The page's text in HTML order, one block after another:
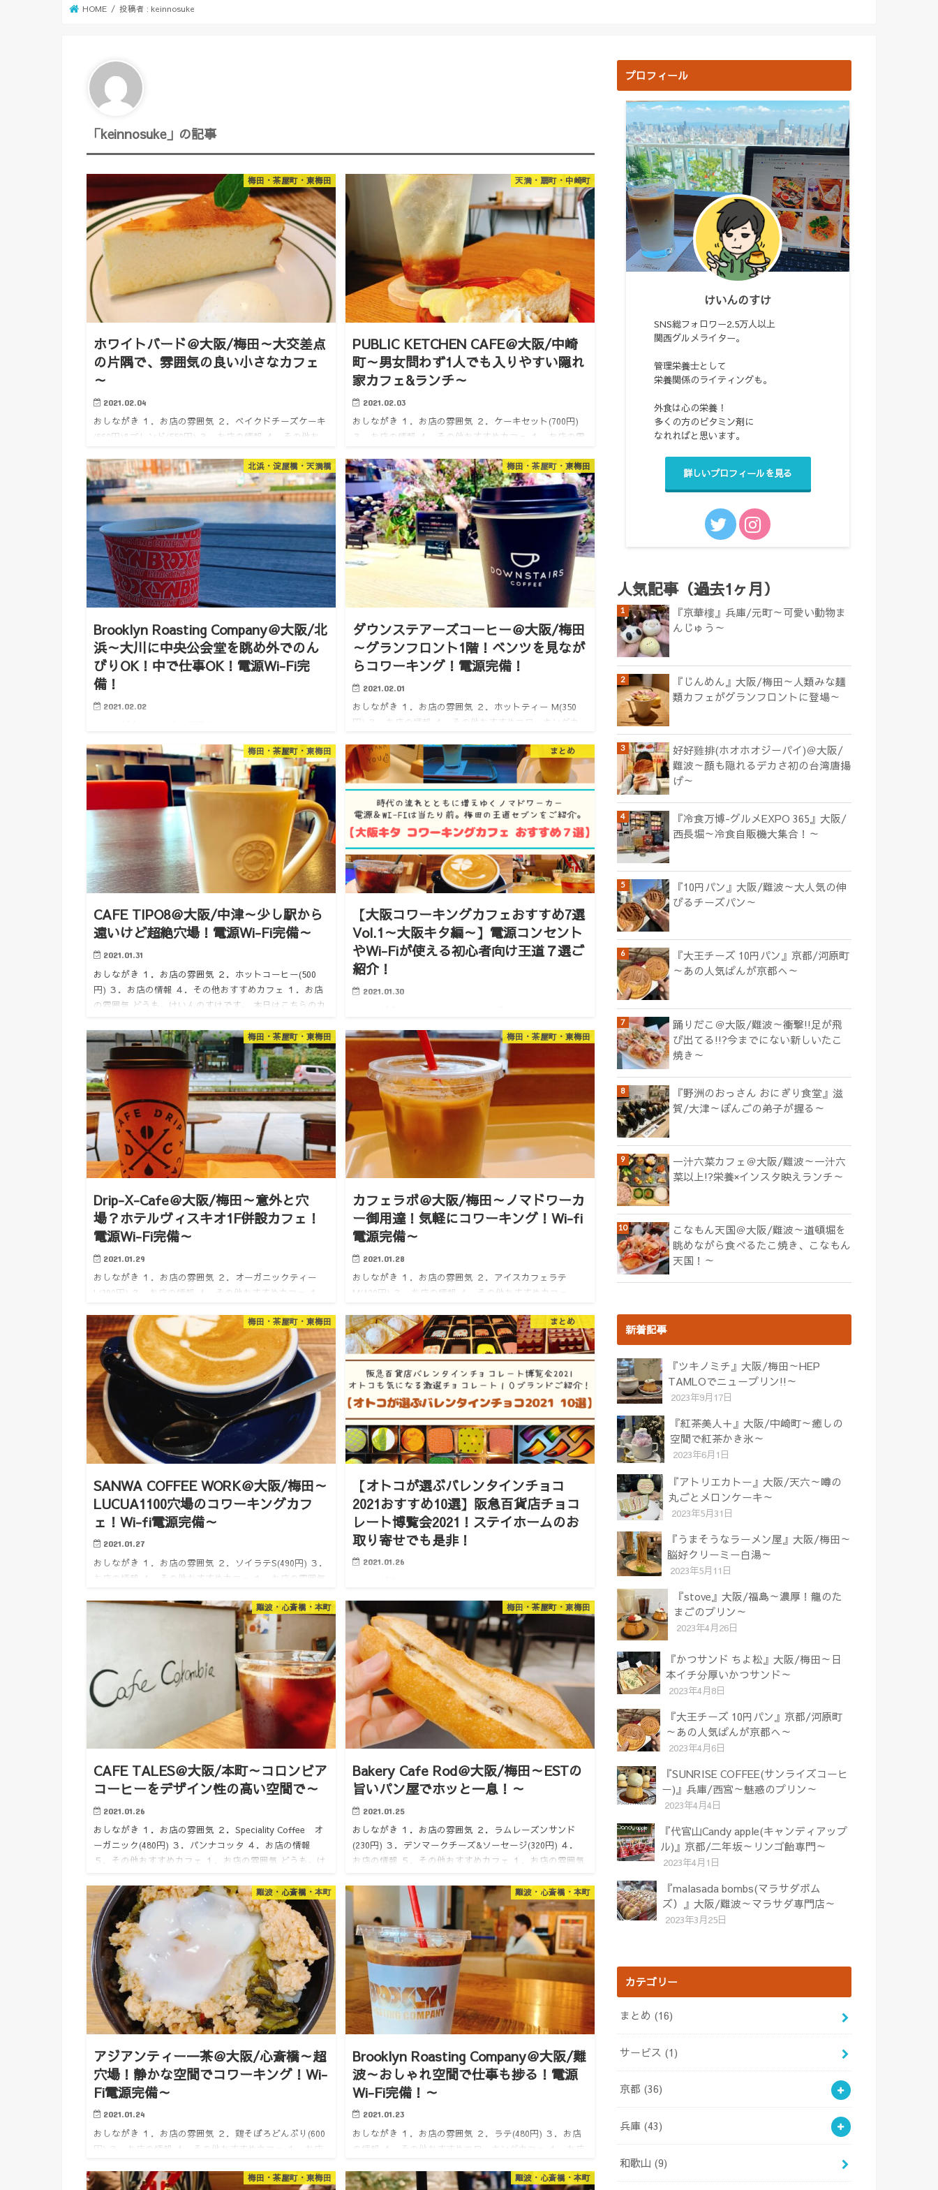
HOME 投稿者 : keinnosuke
「keinnosuke」の記事
梅田・茶屋町・東梅田
ホワイトバード＠大阪/梅田～大交差点
の片隅で、雰囲気の良い小さなカフェ
～
2021.02.04
おしながき １．お店の雰囲気 ２．ベイクドチーズケーキ
(660円)&ブレンド(550円) ３．お店の情報 ４．その他お
す。 雨の中行ってまいりました、駅から少…
天満・扇町・中崎町
PUBLIC KETCHEN CAFE＠大阪/中崎
町～男女問わず1人でも入りやすい隠れ
家カフェ&ランチ～
2021.02.03
おしながき １．お店の雰囲気 ２．ケーキセット(700円)
３．お店の情報 ４．その他おすすめカフェ １．お店の雰
自然食の店っぽい看板を見つけました。 カフェメニュ
ー…
北浜・淀屋橋・天満橋
Brooklyn Roasting Company＠大阪/北
浜～大川に中央公会堂を眺め外でのん
びりOK！中で仕事OK！電源Wi-Fi完
備！
2021.02.02
フェ １．お店の雰囲気 どうも。けいんのすけです。 一
度行ってみたかったコワーキングカフェ。 難波…
梅田・茶屋町・東梅田
ダウンステアーズコーヒー＠大阪/梅田
～グランフロント1階！ベンツを見なが
らコワーキング！電源完備！
2021.02.01
おしながき １．お店の雰囲気 ２．ホットティー M(350
円) ３．お店の情報 ４．その他おすすめコワーキングカ
ランフロントナレッジキャピタル１F。 ここのコワーキ
ン…
梅田・茶屋町・東梅田
CAFE TIPO8＠大阪/中津～少し駅から
遠いけど超絶穴場！電源Wi-Fi完備～
2021.01.31
おしながき １．お店の雰囲気 ２．ホットコーヒー(500
円) ３．お店の情報 ４．その他おすすめカフェ １．お店
の雰囲気 どうも。けいんのすけです。 本日はこちらのカ
グ…
まとめ
【大阪コワーキングカフェおすすめ7選
Vol.1～大阪キタ編～】電源コンセント
やWi-Fiが使える初心者向け王道７選ご
紹介！
2021.01.30
COFFEE WORKS（サンワコーヒーワークス）
@LUCUA1100 ４．Drip-X-Ca…
梅田・茶屋町・東梅田
Drip-X-Cafe＠大阪/梅田～意外と穴
場？ホテルヴィスキオ1F併設カフェ！
電源Wi-Fi完備～
2021.01.29
おしながき １．お店の雰囲気 ２．オーガニックティー
L(390円) ３．お店の情報 ４．その他おすすめカフェ １．
フェはこちら。 グランフロントの前にある「ホテルヴ
ィ…
梅田・茶屋町・東梅田
カフェラボ＠大阪/梅田～ノマドワーカ
ー御用達！気軽にコワーキング！Wi-fi
電源完備～
2021.01.28
おしながき １．お店の雰囲気 ２．アイスカフェラテ
M(420円) ３．お店の情報 ４．その他おすすめカフェ
でも王道なコワーキングカフェ。 グランフロントのナレ
ッジキ…
梅田・茶屋町・東梅田
SANWA COFFEE WORK＠大阪/梅田～
LUCUA1100穴場のコワーキングカフ
ェ！Wi-fi電源完備～
2021.01.27
おしながき １．お店の雰囲気 ２．ソイラテS(490円) ３．
お店の情報 ４．その他おすすめカフェ １．お店の雰囲気
作業をよくしていますが、 その下のフロア８Fに…
まとめ
【オトコが選ぶバレンタインチョコ
2021おすすめ10選】阪急百貨店チョコ
レート博覧会2021！ステイホームのお
取り寄せでも是非！
2021.01.26
ス) ３．ＢＳ４０（ビーエス・フォーティ) ４．Madame
Delluc（マダム・ドリ…
難波・心斎橋・本町
CAFE TALES＠大阪/本町～コロンビア
コーヒーをデザイン性の高い空間で～
2021.01.26
おしながき １．お店の雰囲気 ２．Speciality Coffee オ
ーガニック(480円) ３．パンナコッタ ４．お店の情報
５．その他おすすめカフェ １．お店の雰囲気 どうも。け
梅田・茶屋町・東梅田
Bakery Cafe Rod＠大阪/梅田～ESTの
旨いパン屋でホッと一息！～
2021.01.25
おしながき １．お店の雰囲気 ２．ラムレーズンサンド
(230円) ３．デンマークチーズ&ソーセージ(320円) ４．
お店の情報 ５．その他おすすめカフェ １．お店の雰囲気
難波・心斎橋・本町
アジアンティー一茶＠大阪/心斎橋～超
穴場！静かな空間でコワーキング！Wi-
Fi電源完備～
2021.01.24
おしながき １．お店の雰囲気 ２．鶏そぼろどんぶり(600
円) ３．お店の情報 ４．その他おすすめカフェ １．お店
場コワーキングカフェをご紹介。大通りに面していない
難波・心斎橋・本町
Brooklyn Roasting Company＠大阪/難
波～おしゃれ空間で仕事も捗る！電源
Wi-Fi完備！～
2021.01.23
おしながき １．お店の雰囲気 ２．ラテ(480円) ３．お店
の情報 ４．その他おすすめコワーキングカフェ １．お店
フェ発見なんばパークスを越えて南海電車の高架下にあ
梅田・茶屋町・東梅田 難波・心斎橋・本町
プロフィール
けいんのすけ
SNS総フォロワー2.5万人以上
関西グルメライター。
管理栄養士として
栄養関係のライティングも。
外食は心の栄養！
多くの方のビタミン剤に
なれればと思います。
詳しいプロフィールを見る
人気記事（過去1ヶ月）
『京華樓』兵庫/元町～可愛い動物ま
んじゅう～
『じんめん』大阪/梅田～人類みな麺
類カフェがグランフロントに登場～
好好雞排(ホオホオジーパイ)＠大阪/
難波～顔も隠れるデカさ初の台湾唐揚
げ～
『冷食万博-グルメEXPO 365』大阪/
西長堀～冷食自販機大集合！～
『10円パン』大阪/難波～大人気の伸
びるチーズパン～
『大王チーズ 10円パン』京都/河原町
～あの人気ぱんが京都へ～
踊りだこ＠大阪/難波～衝撃!!足が飛
び出てる!!?今までにない新しいたこ
焼き～
『野洲のおっさん おにぎり食堂』滋
賀/大津～ぼんごの弟子が握る～
一汁六菜カフェ＠大阪/難波～一汁六
菜以上!?栄養×インスタ映えランチ～
こなもん天国＠大阪/難波～道頓堀を
眺めながら食べるたこ焼き、こなもん
天国！～
新着記事
『ツキノミチ』大阪/梅田～HEP
TAMLOでニュープリン!!～
2023年9月17日
『紅茶美人＋』大阪/中崎町～癒しの
空間で紅茶かき氷～
2023年6月1日
『アトリエカトー』大阪/天六～噂の
丸ごとメロンケーキ～
2023年5月31日
『うまそうなラーメン屋』大阪/梅田～
脳好クリーミー白湯～
2023年5月11日
『stove』大阪/福島～濃厚！龍のた
まごのプリン～
2023年4月26日
『かつサンド ちよ松』大阪/梅田～日
本イチ分厚いかつサンド～
2023年4月8日
『大王チーズ 10円パン』京都/河原町
～あの人気ぱんが京都へ～
2023年4月6日
『SUNRISE COFFEE(サンライズコーヒ
ー)』兵庫/西宮～魅惑のプリン～
2023年4月4日
『代官山Candy apple(キャンディアップ
ル)』京都/二年坂～リンゴ飴専門～
2023年4月1日
『malasada bombs(マラサダボム
ズ）』大阪/難波～マラサダ専門店～
2023年3月25日
カテゴリー
まとめ (16)
サービス (1)
京都 (36)
兵庫 (43)
和歌山 (9)